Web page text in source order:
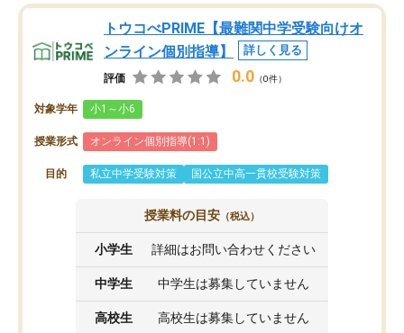
トウコべPRIME【最難関中学受験向けオ
ンライン個別指導】
詳しく見る
評価 0.0 （0件）
対象学年 小1～小6
授業形式 オンライン個別指導(1:1)
目的 私立中学受験対策 国公立中高一貫校受験対策
授業料の目安 （税込）
小学生 詳細はお問い合わせください
中学生 中学生は募集していません
高校生 高校生は募集していません